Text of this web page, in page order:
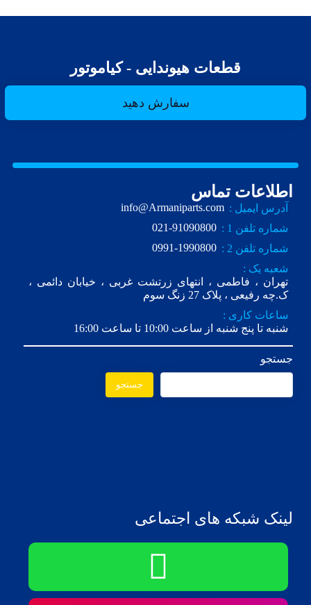
قطعات هیوندایی - کیاموتور
سفارش دهید
اطلاعات تماس
آدرس ایمیل : info@Armaniparts.com
شماره تلفن 1 :
021-91090800
شماره تلفن 2 :
0991-1990800
شعبه یک :
تهران ، فاطمی ، انتهای زرتشت غربی ، خیابان دائمی ،
ک.چه رفیعی ، پلاک 27 زنگ سوم
ساعات کاری :
شنبه تا پنج شنبه از ساعت 10:00 تا ساعت 16:00
جستجو
جستجو
لینک شبکه های اجتماعی